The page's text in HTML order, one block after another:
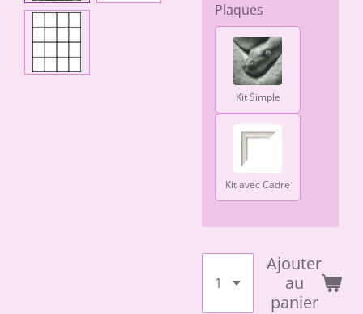
Plaques
Kit Simple
Kit avec Cadre
Ajouter
au
panier